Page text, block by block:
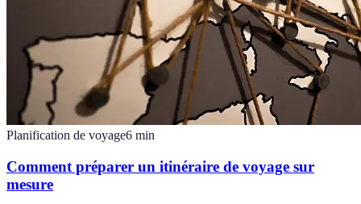
Planification de voyage6 min
Comment préparer un itinéraire de voyage sur
mesure